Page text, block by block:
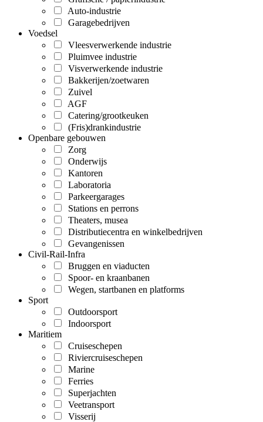
Auto-industrie
Garagebedrijven
Voedsel
Vleesverwerkende industrie
Pluimvee industrie
Visverwerkende industrie
Bakkerijen/zoetwaren
Zuivel
AGF
Catering/grootkeuken
(Fris)drankindustrie
Openbare gebouwen
Zorg
Onderwijs
Kantoren
Laboratoria
Parkeergarages
Stations en perrons
Theaters, musea
Distributiecentra en winkelbedrijven
Gevangenissen
Civil-Rail-Infra
Bruggen en viaducten
Spoor- en kraanbanen
Wegen, startbanen en platforms
Sport
Outdoorsport
Indoorsport
Maritiem
Cruiseschepen
Riviercruiseschepen
Marine
Ferries
Superjachten
Veetransport
Visserij